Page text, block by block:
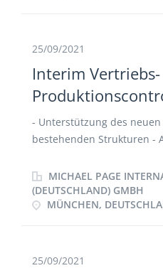
25/09/2021
Interim
- Unterstützung des neuen
bestehenden Strukturen -
von KPI´s - Aufbau eines
Zusammenarbeit mit dem
Bestandsaufnahme
MICHAEL PAGE
(DEUTSCHLAND) GMBH
MÜNCHEN,
25/09/2021